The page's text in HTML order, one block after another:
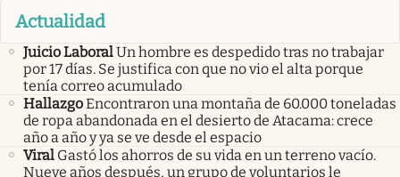
Actualidad
Juicio LaboralUn hombre es despedido tras no trabajar
por 17 días. Se justifica con que no vio el alta porque
tenía correo acumulado
HallazgoEncontraron una montaña de 60.000 toneladas
de ropa abandonada en el desierto de Atacama: crece
año a año y ya se ve desde el espacio
Viral Gastó los ahorros de su vida en un terreno vacío.
Nueve años después, un grupo de voluntarios le